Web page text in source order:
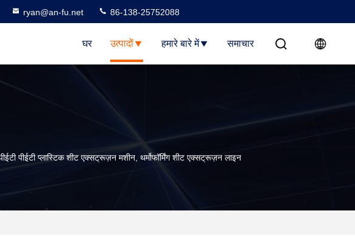
ryan@an-fu.net 86-138-25752088
घर उत्पादों हमारे बारे में समाचार
पीईटी प्लास्टिक शीट एक्सट्रूज़न मशीन, थर्मोफॉर्मिंग शीट एक्सट्रूज़न लाइन